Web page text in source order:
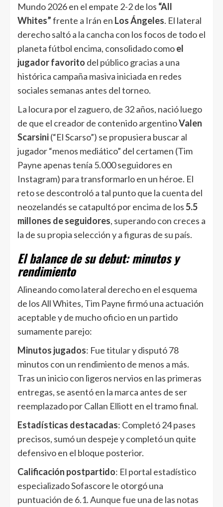
Mundo 2026 en el empate 2-2 de los “All
Whites”frente a Irán en Los Ángeles. El lateral
derecho saltó a la cancha con los focos de todo el
planeta fútbol encima, consolidado comoel
jugador favorito del público gracias a una
histórica campaña masiva iniciada en redes
sociales semanas antes del torneo.
La locura por el zaguero, de 32 años, nació luego
de que el creador de contenido argentinoValen
Scarsini(“El Scarso”) se propusiera buscar al
jugador “menos mediático” del certamen (Tim
Payne apenas tenía 5.000 seguidores en
Instagram) para transformarlo en un héroe. El
reto se descontroló a tal punto que la cuenta del
neozelandés se catapultó por encima de los5.5
millones de seguidores, superando con creces a
la de su propia selección y a figuras de su país.
El balance de su debut: minutos y
rendimiento
Alineando como lateral derecho en el esquema
de los All Whites, Tim Payne firmó una actuación
aceptable y de mucho oficio en un partido
sumamente parejo:
Minutos jugados: Fue titular y disputó 78
minutos con un rendimiento de menos a más.
Tras un inicio con ligeros nervios en las primeras
entregas, se asentó en la marca antes de ser
reemplazado por Callan Elliott en el tramo final.
Estadísticas destacadas: Completó 24 pases
precisos, sumó un despeje y completó un quite
defensivo en el bloque posterior.
Calificación postpartido: El portal estadístico
especializado Sofascore le otorgó una
puntuación de 6.1. Aunque fue una de las notas